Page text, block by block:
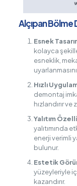
Alçıpan Bölme
Esnek
kolayca
esneklik,
Hızlı
demontaj
hızlandırır
Yalıtım
yalıtımında
enerji verimli
bulunur.
Estetik
yüzeyleriyle
kazandırır.